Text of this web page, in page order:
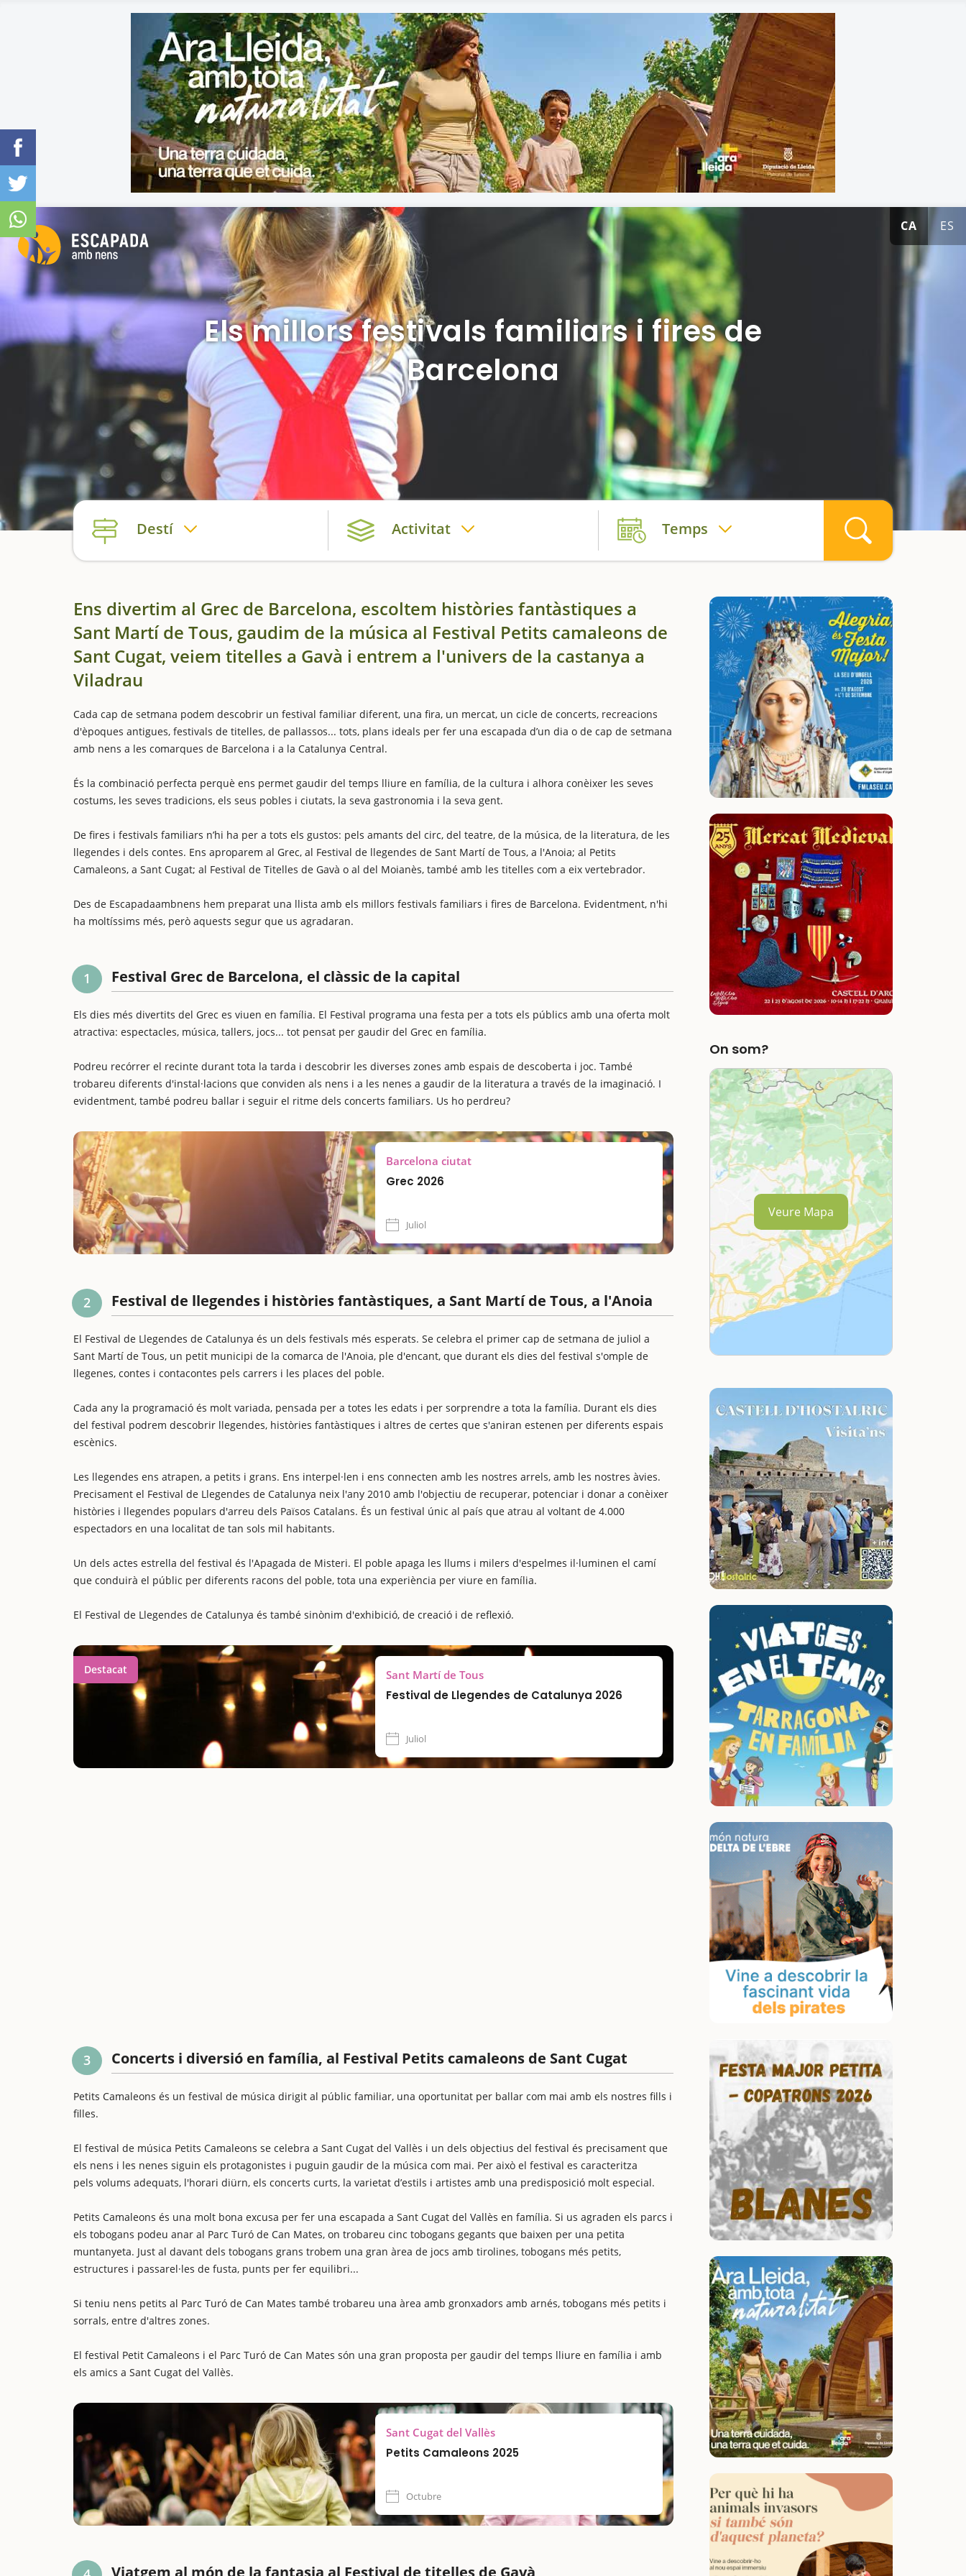
CA ES
Els millors festivals familiars i fires de
Barcelona
Destí Activitat Temps
Ens divertim al Grec de Barcelona, escoltem històries fantàstiques a
Sant Martí de Tous, gaudim de la música al Festival Petits camaleons de
Sant Cugat, veiem titelles a Gavà i entrem a l'univers de la castanya a
Viladrau
Cada cap de setmana podem descobrir un festival familiar diferent, una fira, un mercat, un cicle de concerts, recreacions
d'èpoques antigues, festivals de titelles, de pallassos... tots, plans ideals per fer una escapada d’un dia o de cap de setmana
amb nens a les comarques de Barcelona i a la Catalunya Central.
És la combinació perfecta perquè ens permet gaudir del temps lliure en família, de la cultura i alhora conèixer les seves
costums, les seves tradicions, els seus pobles i ciutats, la seva gastronomia i la seva gent.
De fires i festivals familiars n’hi ha per a tots els gustos: pels amants del circ, del teatre, de la música, de la literatura, de les
llegendes i dels contes. Ens aproparem al Grec, al Festival de llegendes de Sant Martí de Tous, a l'Anoia; al Petits
Camaleons, a Sant Cugat; al Festival de Titelles de Gavà o al del Moianès, també amb les titelles com a eix vertebrador.
Des de Escapadaambnens hem preparat una llista amb els millors festivals familiars i fires de Barcelona. Evidentment, n'hi
ha moltíssims més, però aquests segur que us agradaran.
1 Festival Grec de Barcelona, el clàssic de la capital
Els dies més divertits del Grec es viuen en família. El Festival programa una festa per a tots els públics amb una oferta molt
atractiva: espectacles, música, tallers, jocs... tot pensat per gaudir del Grec en família.
Podreu recórrer el recinte durant tota la tarda i descobrir les diverses zones amb espais de descoberta i joc. També
trobareu diferents d'instal·lacions que conviden als nens i a les nenes a gaudir de la literatura a través de la imaginació. I
evidentment, també podreu ballar i seguir el ritme dels concerts familiars. Us ho perdreu?
Barcelona ciutat
Grec 2026
Juliol
2 Festival de llegendes i històries fantàstiques, a Sant Martí de Tous, a l'Anoia
El Festival de Llegendes de Catalunya és un dels festivals més esperats. Se celebra el primer cap de setmana de juliol a
Sant Martí de Tous, un petit municipi de la comarca de l'Anoia, ple d'encant, que durant els dies del festival s'omple de
llegenes, contes i contacontes pels carrers i les places del poble.
Cada any la programació és molt variada, pensada per a totes les edats i per sorprendre a tota la família. Durant els dies
del festival podrem descobrir llegendes, històries fantàstiques i altres de certes que s'aniran estenen per diferents espais
escènics.
Les llegendes ens atrapen, a petits i grans. Ens interpel·len i ens connecten amb les nostres arrels, amb les nostres àvies.
Precisament el Festival de Llegendes de Catalunya neix l'any 2010 amb l'objectiu de recuperar, potenciar i donar a conèixer
històries i llegendes populars d'arreu dels Països Catalans. És un festival únic al país que atrau al voltant de 4.000
espectadors en una localitat de tan sols mil habitants.
Un dels actes estrella del festival és l'Apagada de Misteri. El poble apaga les llums i milers d'espelmes il·luminen el camí
que conduirà el públic per diferents racons del poble, tota una experiència per viure en família.
El Festival de Llegendes de Catalunya és també sinònim d'exhibició, de creació i de reflexió.
Sant Martí de Tous
Festival de Llegendes de Catalunya 2026
Juliol
Destacat
3 Concerts i diversió en família, al Festival Petits camaleons de Sant Cugat
Petits Camaleons és un festival de música dirigit al públic familiar, una oportunitat per ballar com mai amb els nostres fills i
filles.
El festival de música Petits Camaleons se celebra a Sant Cugat del Vallès i un dels objectius del festival és precisament que
els nens i les nenes siguin els protagonistes i puguin gaudir de la música com mai. Per això el festival es caracteritza
pels volums adequats, l'horari diürn, els concerts curts, la varietat d’estils i artistes amb una predisposició molt especial.
Petits Camaleons és una molt bona excusa per fer una escapada a Sant Cugat del Vallès en família. Si us agraden els parcs i
els tobogans podeu anar al Parc Turó de Can Mates, on trobareu cinc tobogans gegants que baixen per una petita
muntanyeta. Just al davant dels tobogans grans trobem una gran àrea de jocs amb tirolines, tobogans més petits,
estructures i passarel·les de fusta, punts per fer equilibri...
Si teniu nens petits al Parc Turó de Can Mates també trobareu una àrea amb gronxadors amb arnés, tobogans més petits i
sorrals, entre d'altres zones.
El festival Petit Camaleons i el Parc Turó de Can Mates són una gran proposta per gaudir del temps lliure en família i amb
els amics a Sant Cugat del Vallès.
Sant Cugat del Vallès
Petits Camaleons 2025
Octubre
Viatgem al món de la fantasia al Festival de titelles de Gavà
On som?
Veure Mapa